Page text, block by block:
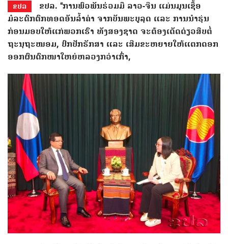
ຂປລ
ຂປລ. “ການພົວພັນຮ່ວມມື ລາວ-ຈີນ ແມ່ນມູນເຊື້ອ
ມໍລະດົກຕົກທອດອັນລໍ້າຄ່າ ຈາກບັນພະບູລຸດ ແລະ ການນໍາຮຸ່ນ
ກ່ອນມອບໃຫ້ແກ່ພວກເຮົາ ທັງສອງຊາດ ຈະຕ້ອງເດັດດ່ຽວສືບຕໍ່
ຖະນຸຖະໜອມ, ປົກປັກຮັກສາ ແລະ ເສີມຂະຫຍາຍໃຫ້ແຕກດອກ
ອອກຜົນດົກໜາໃຫຍ່ຫລວງກວ່າເກົ່າ,